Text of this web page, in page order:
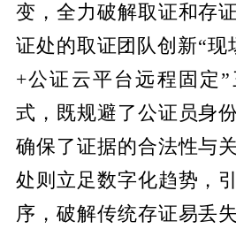
变，全力破解取证和存
证处的取证团队创新“现
+公证云平台远程固定
式，既规避了公证员身
确保了证据的合法性与
处则立足数字化趋势，
序，破解传统存证易丢